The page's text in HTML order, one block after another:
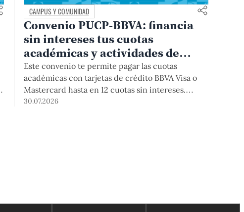
CAMPUS Y COMUNIDAD
Convenio PUCP-BBVA: financia
sin intereses tus cuotas
académicas y actividades de
educación continua
Este convenio te permite pagar las cuotas
académicas con tarjetas de crédito BBVA Visa o
Mastercard hasta en 12 cuotas sin intereses.
Podrás acceder a esta forma de pago hasta el 31
30.07.2026